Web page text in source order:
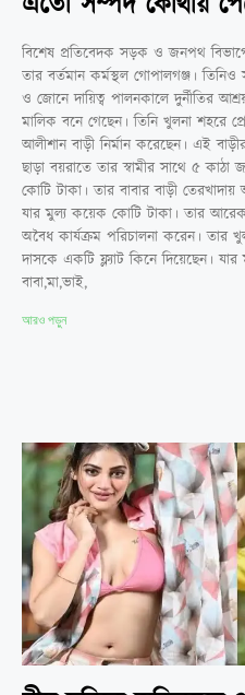
বিশেষ প্রতিবেদক সড়ক ও জনপথ
তার বর্তমান কর্মস্থল গোপালগঞ্জ।
ও জোনে দায়িত্ব পালনকালে দুর্নীতির
মালিক বনে গেছেন। তিনি খুলনা শহরে
আলীশান বাড়ী নির্মান করেছেন। এই
ছাড়া বয়রাতে তার স্বামীর সাথে ৫
কোটি টাকা। তার বাবার বাড়ী
যার মুল্য কয়েক কোটি টাকা। তার
অবৈধ কার্যক্রম পরিচালনা করেন। তার
দাসকে একটি ফ্ল্যাট কিনে দিয়েছেন।
বাবা,মা,ভাই,
আরও পড়ুন